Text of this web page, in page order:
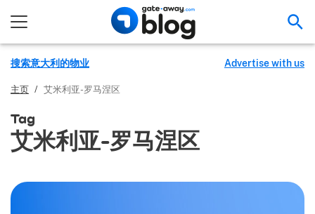
搜索意大利的物业 Advertise with us
主页 / 艾米利亚-罗马涅区
Tag
艾米利亚-罗马涅区